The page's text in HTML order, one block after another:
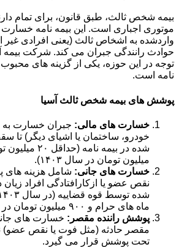
بیمه شخص ثالث، طبق قانون، برای تمام
موتوری اجباری است. این بیمه نامه
واردشده به اشخاص ثالث (یعنی افرادی غیر
حوادث رانندگی جبران می کند. شرکت بیمه
توجه در این حوزه، یکی از گزینه های محبوب
نامه است.
پوشش های بیمه شخص ثالث آسیا
خسارت های مالی: جبران خسارت به
خودرو، ساختمان یا اشیای دیگر) تا
میلیون تومان در سال ۱۴۰۳).
خسارت های جانی: شامل هزینه
نقص عضو یا ازکارافتادگی افراد زیان
ماه های حرام و ۹۰۰ میلیون تومان در ماه های عادی).
پوشش راننده مقصر: خسارت های
مقصر حادثه (مثل فوت یا نقص
تحت پوشش قرار می گیرد.